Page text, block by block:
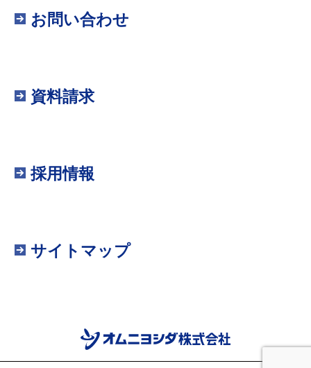
お問い合わせ
資料請求
採用情報
サイトマップ